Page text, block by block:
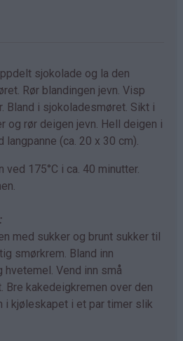
sjokolade og la den
Rør blandingen jevn. Visp
Bland i sjokoladesmøret. Sikt i
og rør deigen jevn. Hell deigen i
(ca. 20 x 30 cm).
175°C i ca. 40 minutter.
med sukker og brunt sukker til
smørkrem. Bland inn
Vend inn små
Bre kakedeigkremen over den
i kjøleskapet i et par timer slik